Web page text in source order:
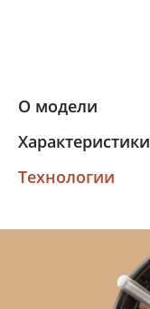
О модели
Характеристики
Технологии